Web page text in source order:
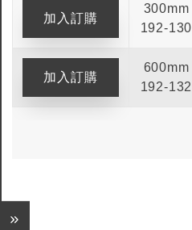
300mm
192-130
600mm
192-132